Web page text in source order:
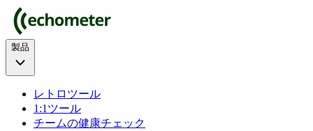
製品
レトロツール
1:1ツール
チームの健康チェック